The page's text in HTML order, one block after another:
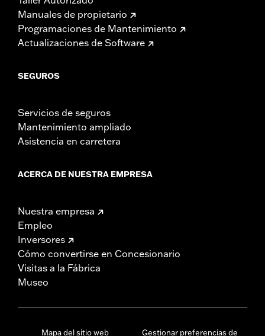
Manuales de propietario
Programaciones de Mantenimiento
Actualizaciones de Software
SEGUROS
Servicios de seguros
Mantenimiento ampliado
Asistencia en carretera
ACERCA DE NUESTRA EMPRESA
Nuestra empresa
Empleo
Inversores
Cómo convertirse en Concesionario
Visitas a la Fábrica
Museo
Mapa del sitio web Gestionar preferencias de